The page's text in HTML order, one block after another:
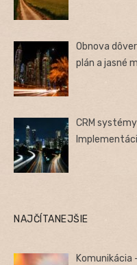
Obnova
plán a jasné
CRM
NAJČÍTANEJŠIE
Komunikácia